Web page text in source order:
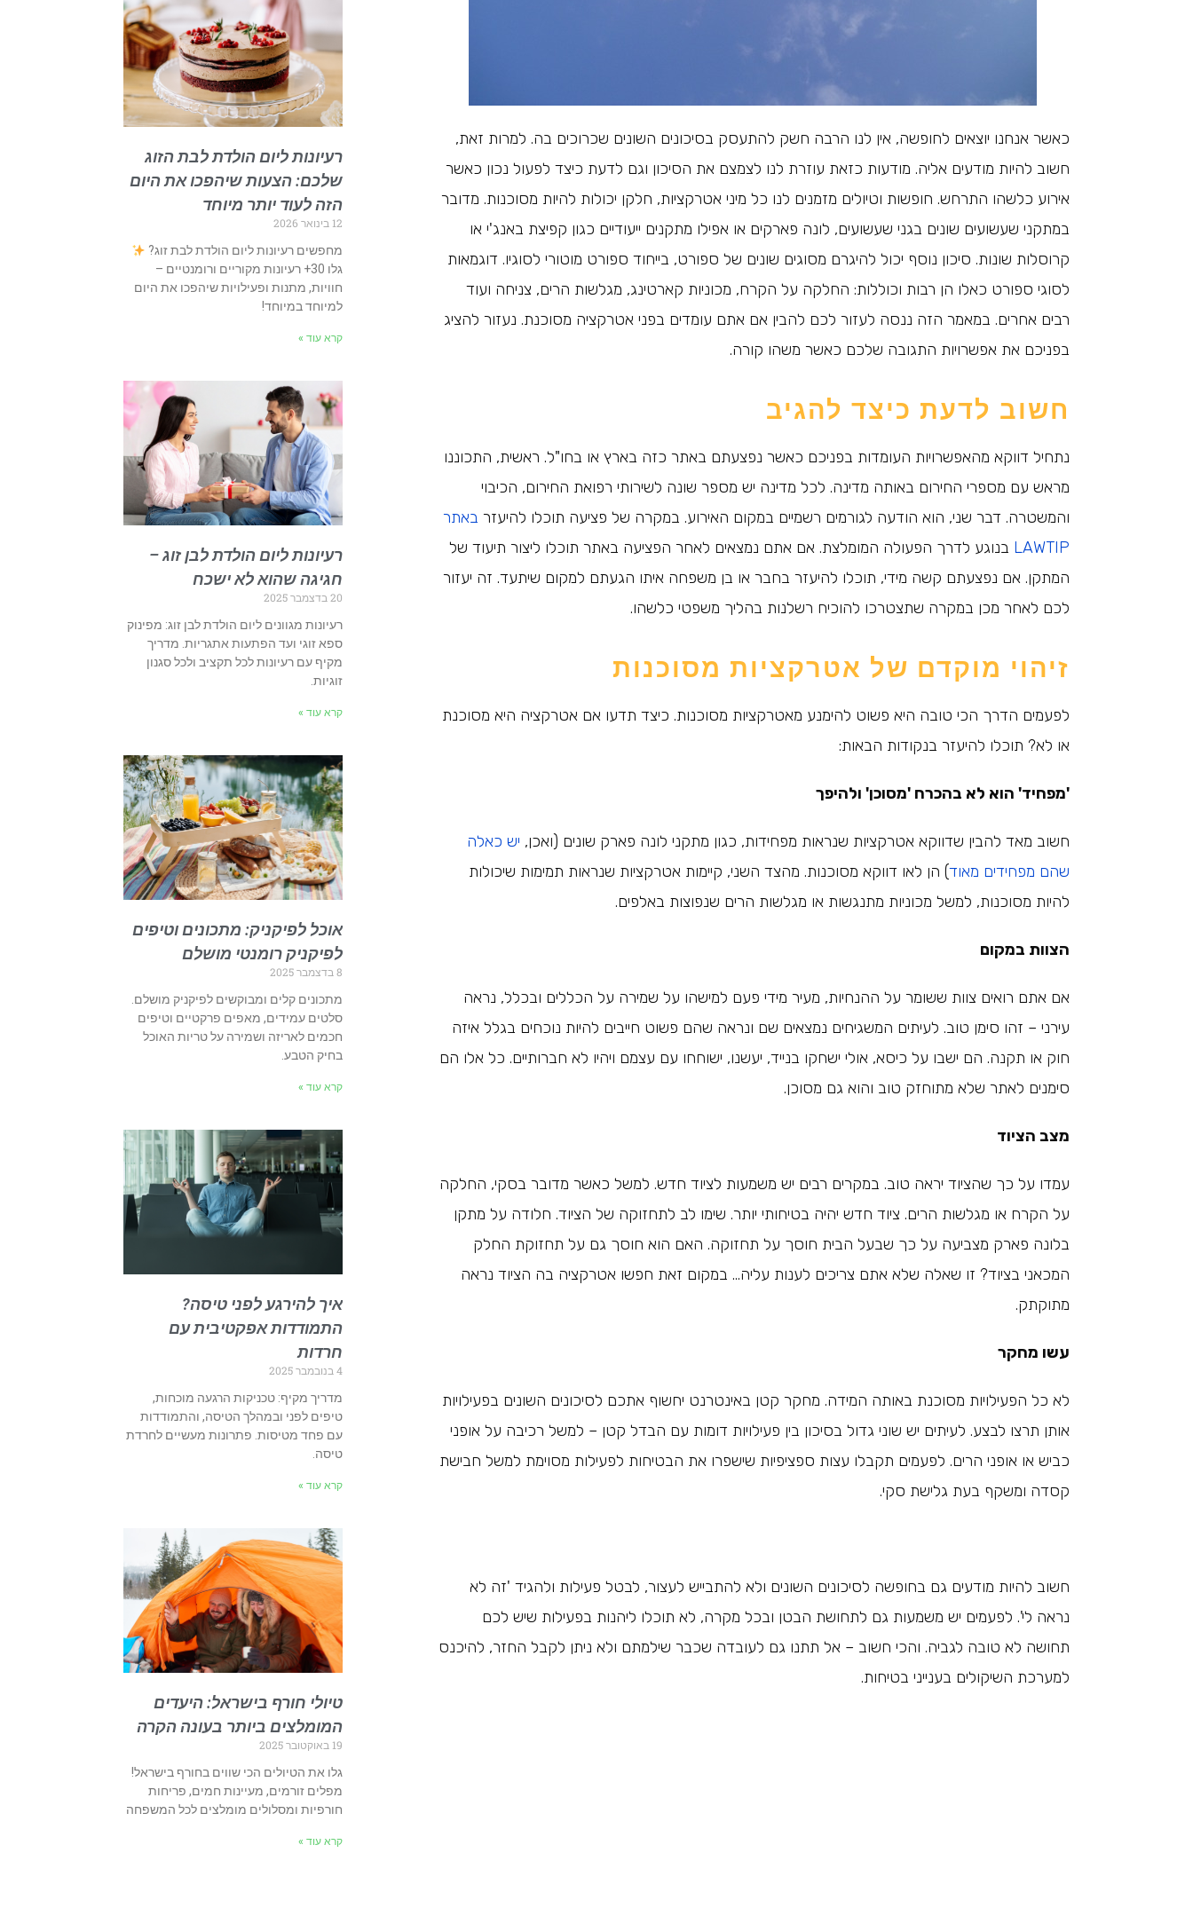
כאשר אנחנו יוצאים לחופשה, אין לנו הרבה חשק להתעסק בסיכונים השונים שכרוכים בה. למרות זאת,
חשוב להיות מודעים אליה. מודעות כזאת עוזרת לנו לצמצם את הסיכון וגם לדעת כיצד לפעול נכון כאשר
אירוע כלשהו התרחש. חופשות וטיולים מזמנים לנו כל מיני אטרקציות, חלקן יכולות להיות מסוכנות. מדובר
במתקני שעשועים שונים בגני שעשועים, לונה פארקים או אפילו מתקנים ייעודיים כגון קפיצת באנג'י או
קרוסלות שונות. סיכון נוסף יכול להיגרם מסוגים שונים של ספורט, בייחוד ספורט מוטורי לסוגיו. דוגמאות
לסוגי ספורט כאלו הן רבות וכוללות: החלקה על הקרח, מכוניות קארטינג, מגלשות הרים, צניחה ועוד
רבים אחרים. במאמר הזה ננסה לעזור לכם להבין אם אתם עומדים בפני אטרקציה מסוכנת. נעזור להציג
בפניכם את אפשרויות התגובה שלכם כאשר משהו קורה.
חשוב לדעת כיצד להגיב
נתחיל דווקא מהאפשרויות העומדות בפניכם כאשר נפצעתם באתר כזה בארץ או בחו"ל. ראשית, התכוננו
מראש עם מספרי החירום באותה מדינה. לכל מדינה יש מספר שונה לשירותי רפואת החירום, הכיבוי
והמשטרה. דבר שני, הוא הודעה לגורמים רשמיים במקום האירוע. במקרה של פציעה תוכלו להיעזר באתר
LAWTIP בנוגע לדרך הפעולה המומלצת. אם אתם נמצאים לאחר הפציעה באתר תוכלו ליצור תיעוד של
המתקן. אם נפצעתם קשה מידי, תוכלו להיעזר בחבר או בן משפחה איתו הגעתם למקום שיתעד. זה יעזור
לכם לאחר מכן במקרה שתצטרכו להוכיח רשלנות בהליך משפטי כלשהו.
זיהוי מוקדם של אטרקציות מסוכנות
לפעמים הדרך הכי טובה היא פשוט להימנע מאטרקציות מסוכנות. כיצד תדעו אם אטרקציה היא מסוכנת
או לא? תוכלו להיעזר בנקודות הבאות:
'מפחיד' הוא לא בהכרח 'מסוכן' ולהיפך
חשוב מאד להבין שדווקא אטרקציות שנראות מפחידות, כגון מתקני לונה פארק שונים (ואכן, יש כאלה
שהם מפחידים מאוד) הן לאו דווקא מסוכנות. מהצד השני, קיימות אטרקציות שנראות תמימות שיכולות
להיות מסוכנות, למשל מכוניות מתנגשות או מגלשות הרים שנפוצות באלפים.
הצוות במקום
אם אתם רואים צוות ששומר על ההנחיות, מעיר מידי פעם למישהו על שמירה על הכללים ובכלל, נראה
עירני – זהו סימן טוב. לעיתים המשגיחים נמצאים שם ונראה שהם פשוט חייבים להיות נוכחים בגלל איזה
חוק או תקנה. הם ישבו על כיסא, אולי ישחקו בנייד, יעשנו, ישוחחו עם עצמם ויהיו לא חברותיים. כל אלו הם
סימנים לאתר שלא מתוחזק טוב והוא גם מסוכן.
מצב הציוד
עמדו על כך שהציוד יראה טוב. במקרים רבים יש משמעות לציוד חדש. למשל כאשר מדובר בסקי, החלקה
על הקרח או מגלשות הרים. ציוד חדש יהיה בטיחותי יותר. שימו לב לתחזוקה של הציוד. חלודה על מתקן
בלונה פארק מצביעה על כך שבעל הבית חוסך על תחזוקה. האם הוא חוסך גם על תחזוקת החלק
המכאני בציוד? זו שאלה שלא אתם צריכים לענות עליה… במקום זאת חפשו אטרקציה בה הציוד נראה
מתוקתק.
עשו מחקר
לא כל הפעילויות מסוכנת באותה המידה. מחקר קטן באינטרנט יחשוף אתכם לסיכונים השונים בפעילויות
אותן תרצו לבצע. לעיתים יש שוני גדול בסיכון בין פעילויות דומות עם הבדל קטן – למשל רכיבה על אופני
כביש או אופני הרים. לפעמים תקבלו עצות ספציפיות שישפרו את הבטיחות לפעילות מסוימת למשל חבישת
קסדה ומשקף בעת גלישת סקי.
חשוב להיות מודעים גם בחופשה לסיכונים השונים ולא להתבייש לעצור, לבטל פעילות ולהגיד 'זה לא
נראה לי'. לפעמים יש משמעות גם לתחושת הבטן ובכל מקרה, לא תוכלו ליהנות בפעילות שיש לכם
תחושה לא טובה לגביה. והכי חשוב – אל תתנו גם לעובדה שכבר שילמתם ולא ניתן לקבל החזר, להיכנס
למערכת השיקולים בענייני בטיחות.
רעיונות ליום הולדת לבת הזוג
שלכם: הצעות שיהפכו את היום
הזה לעוד יותר מיוחד
12 בינואר 2026
מחפשים רעיונות ליום הולדת לבת זוג?
גלו 30+ רעיונות מקוריים ורומנטיים –
חוויות, מתנות ופעילויות שיהפכו את היום
למיוחד במיוחד!
קרא עוד »
רעיונות ליום הולדת לבן זוג –
חגיגה שהוא לא ישכח
20 בדצמבר 2025
רעיונות מגוונים ליום הולדת לבן זוג: מפינוק
ספא זוגי ועד הפתעות אתגריות. מדריך
מקיף עם רעיונות לכל תקציב ולכל סגנון
זוגיות.
קרא עוד »
אוכל לפיקניק: מתכונים וטיפים
לפיקניק רומנטי מושלם
8 בדצמבר 2025
מתכונים קלים ומבוקשים לפיקניק מושלם.
סלטים עמידים, מאפים פרקטיים וטיפים
חכמים לאריזה ושמירה על טריות האוכל
בחיק הטבע.
קרא עוד »
איך להירגע לפני טיסה?
התמודדות אפקטיבית עם
חרדות
4 בנובמבר 2025
מדריך מקיף: טכניקות הרגעה מוכחות,
טיפים לפני ובמהלך הטיסה, והתמודדות
עם פחד מטיסות. פתרונות מעשיים לחרדת
טיסה.
קרא עוד »
טיולי חורף בישראל: היעדים
המומלצים ביותר בעונה הקרה
19 באוקטובר 2025
גלו את הטיולים הכי שווים בחורף בישראל!
מפלים זורמים, מעיינות חמים, פריחות
חורפיות ומסלולים מומלצים לכל המשפחה
קרא עוד »